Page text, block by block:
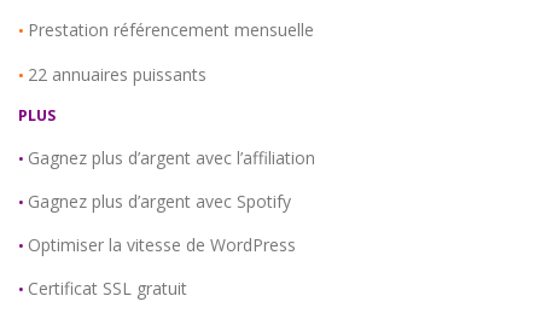
• Prestation référencement mensuelle
• 22 annuaires puissants
PLUS
• Gagnez plus d’argent avec l’affiliation
• Gagnez plus d’argent avec Spotify
• Optimiser la vitesse de WordPress
• Certificat SSL gratuit